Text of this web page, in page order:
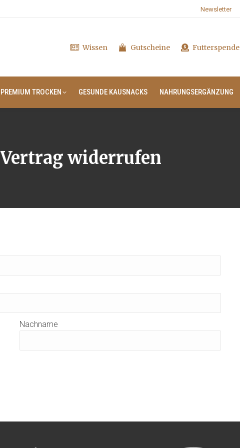
Newsletter
Wissen Gutscheine Futterspende
PREMIUM TROCKEN GESUNDE KAUSNACKS NAHRUNGSERGÄNZUNG
Vertrag widerrufen
Nachname